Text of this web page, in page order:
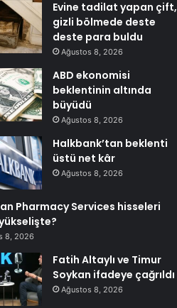
Evine tadilat yapan çift,
gizli bölmede deste
deste para buldu
Ağustos 8, 2026
ABD ekonomisi
beklentinin altında
büyüdü
Ağustos 8, 2026
Halkbank’tan beklenti
üstü net kâr
Ağustos 8, 2026
Pharmacy Services hisseleri
8, 2026
Fatih Altaylı ve Timur
Soykan ifadeye çağrıldı
Ağustos 8, 2026